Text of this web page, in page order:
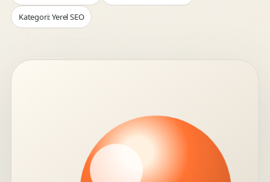
Kategori: Yerel SEO